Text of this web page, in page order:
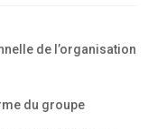
de l’organisation
du groupe